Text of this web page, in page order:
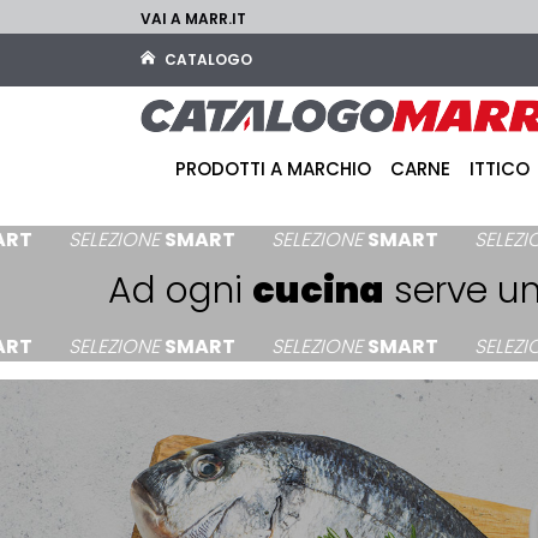
VAI A MARR.IT
CATALOGO
PRODOTTI A MARCHIO CARNE ITTICO
SMART SELEZIONESMART SELEZIONE
Ad ogni cucina serve
SMART SELEZIONESMART SELEZIONE